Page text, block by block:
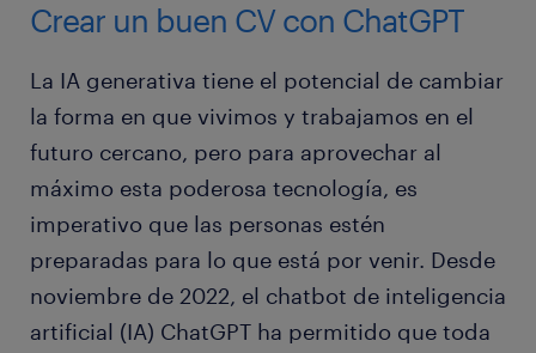
Crear un buen CV con ChatGPT
La IA generativa tiene el potencial de cambiar
la forma en que vivimos y trabajamos en el
futuro cercano, pero para aprovechar al
máximo esta poderosa tecnología, es
imperativo que las personas estén
preparadas para lo que está por venir. Desde
noviembre de 2022, el chatbot de inteligencia
artificial (IA) ChatGPT ha permitido que toda